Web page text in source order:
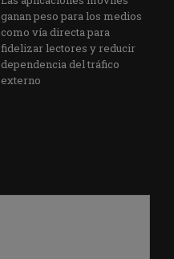
ganan peso para los medios
como vía directa para
fidelizar lectores y reducir
dependencia del tráfico
externo